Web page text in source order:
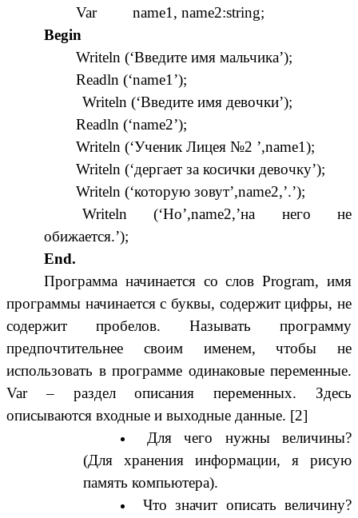
Var name1, name2:string;
Begin
Writeln (‘Введите имя мальчика’);
Readln (‘name1’);
Writeln (‘Введите имя девочки’);
Readln (‘name2’);
Writeln (‘Ученик Лицея №2 ’,name1);
Writeln (‘дергает за косички девочку’);
Writeln (‘которую зовут’,name2,’.’);
Writeln (‘Но’,name2,’на него не
обижается.’);
End.
Программа начинается со слов Program, имя
программы начинается с буквы, содержит цифры, не
содержит пробелов. Называть программу
предпочтительнее своим именем, чтобы не
использовать в программе одинаковые переменные.
Var – раздел описания переменных. Здесь
описываются входные и выходные данные. [2]
Для чего нужны величины?
(Для хранения информации, я рисую
память компьютера).
Что значит описать величину?